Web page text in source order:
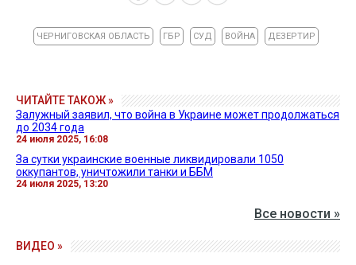
ЧЕРНИГОВСКАЯ ОБЛАСТЬ ГБР СУД ВОЙНА ДЕЗЕРТИР
ЧИТАЙТЕ ТАКОЖ »
Залужный заявил, что война в Украине может продолжаться
до 2034 года
24 июля 2025, 16:08
За сутки украинские военные ликвидировали 1050
оккупантов, уничтожили танки и ББМ
24 июля 2025, 13:20
Все новости »
ВИДЕО »